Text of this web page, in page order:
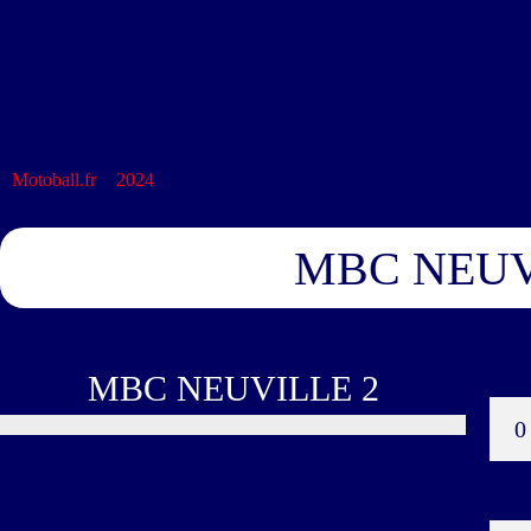
Motoball.fr> 2024
MBC
MBC NEUVILLE 2
0